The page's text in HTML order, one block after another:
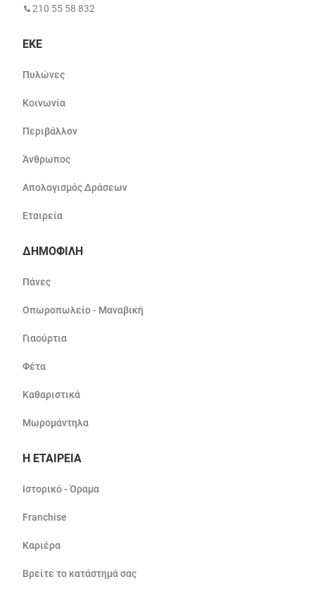
210 55 58 832
ΕΚΕ
Πυλώνες
Κοινωνία
Περιβάλλον
Άνθρωπος
Απολογισμός Δράσεων
Εταιρεία
ΔΗΜΟΦΙΛΗ
Πάνες
Οπωροπωλείο - Μαναβική
Γιαούρτια
Φέτα
Καθαριστικά
Μωρομάντηλα
Η ΕΤΑΙΡΕΙΑ
Ιστορικό - Όραμα
Franchise
Καριέρα
Βρείτε το κατάστημά σας